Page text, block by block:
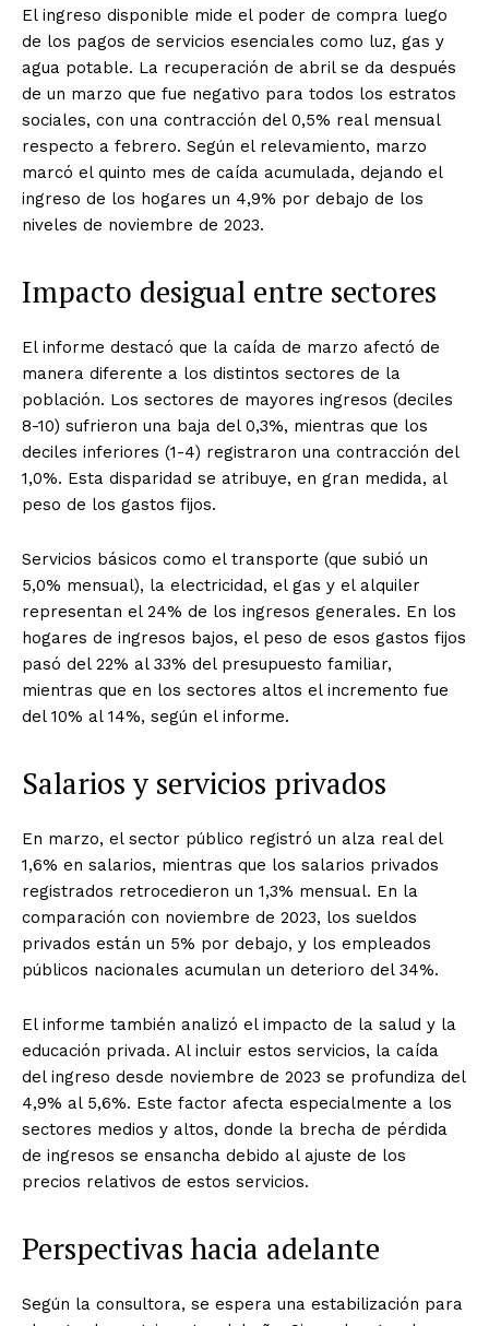
El ingreso disponible mide el poder de compra luego
de los pagos de servicios esenciales como luz, gas y
agua potable. La recuperación de abril se da después
de un marzo que fue negativo para todos los estratos
sociales, con una contracción del 0,5% real mensual
respecto a febrero. Según el relevamiento, marzo
marcó el quinto mes de caída acumulada, dejando el
ingreso de los hogares un 4,9% por debajo de los
niveles de noviembre de 2023.
Impacto desigual entre sectores
El informe destacó que la caída de marzo afectó de
manera diferente a los distintos sectores de la
población. Los sectores de mayores ingresos (deciles
8-10) sufrieron una baja del 0,3%, mientras que los
deciles inferiores (1-4) registraron una contracción del
1,0%. Esta disparidad se atribuye, en gran medida, al
peso de los gastos fijos.
Servicios básicos como el transporte (que subió un
5,0% mensual), la electricidad, el gas y el alquiler
representan el 24% de los ingresos generales. En los
hogares de ingresos bajos, el peso de esos gastos fijos
pasó del 22% al 33% del presupuesto familiar,
mientras que en los sectores altos el incremento fue
del 10% al 14%, según el informe.
Salarios y servicios privados
En marzo, el sector público registró un alza real del
1,6% en salarios, mientras que los salarios privados
registrados retrocedieron un 1,3% mensual. En la
comparación con noviembre de 2023, los sueldos
privados están un 5% por debajo, y los empleados
públicos nacionales acumulan un deterioro del 34%.
El informe también analizó el impacto de la salud y la
educación privada. Al incluir estos servicios, la caída
del ingreso desde noviembre de 2023 se profundiza del
4,9% al 5,6%. Este factor afecta especialmente a los
sectores medios y altos, donde la brecha de pérdida
de ingresos se ensancha debido al ajuste de los
precios relativos de estos servicios.
Perspectivas hacia adelante
Según la consultora, se espera una estabilización para